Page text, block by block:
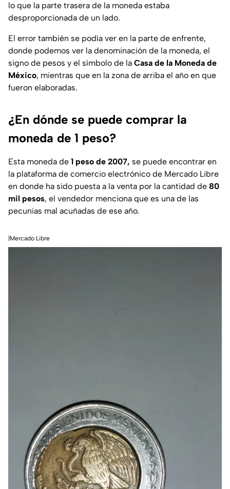
lo que la parte trasera de la moneda estaba
desproporcionada de un lado.
El error también se podía ver en la parte de enfrente,
donde podemos ver la denominación de la moneda, el
signo de pesos y el símbolo de la Casa de la Moneda de
México, mientras que en la zona de arriba el año en que
fueron elaboradas.
¿En dónde se puede comprar la
moneda de 1 peso?
Esta moneda de 1 peso de 2007, se puede encontrar en
la plataforma de comercio electrónico de Mercado Libre
en donde ha sido puesta a la venta por la cantidad de 80
mil pesos, el vendedor menciona que es una de las
pecunias mal acuñadas de ese año.
|Mercado Libre